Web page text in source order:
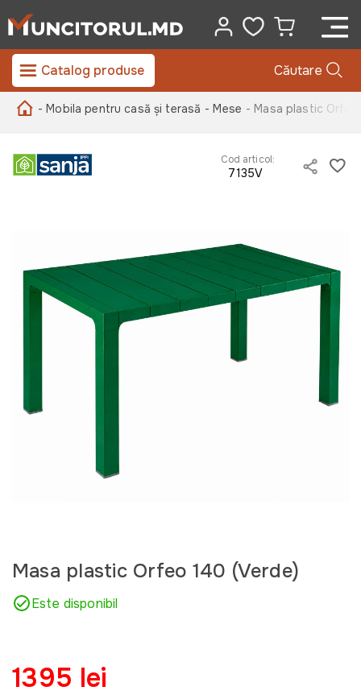
Catalog produse Căutare
- Mobila pentru casă și terasă - Mese - Masa plastic Orfeo
Cod articol:
7135V
Masa plastic Orfeo 140 (Verde)
Este disponibil
1395 lei